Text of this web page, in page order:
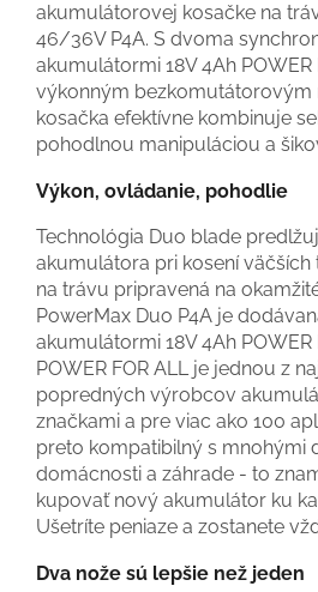
akumulátorovej kosačke na
46/36V P4A. S dvoma
akumulátormi 18V 4Ah POWER
výkonným
kosačka efektívne kombinuje
pohodlnou manipuláciou a
Výkon, ovládanie, pohodlie
Technológia Duo blade
akumulátora pri kosení väčších
na trávu pripravená na
PowerMax Duo P4A je
akumulátormi 18V 4Ah POWER
POWER FOR ALL je jednou z
popredných výrobcov
značkami a pre viac ako 100
preto kompatibilný s mnohými
domácnosti a záhrade - to
kupovať nový akumulátor ku
Ušetríte peniaze a zostanete
Dva nože sú lepšie než jeden